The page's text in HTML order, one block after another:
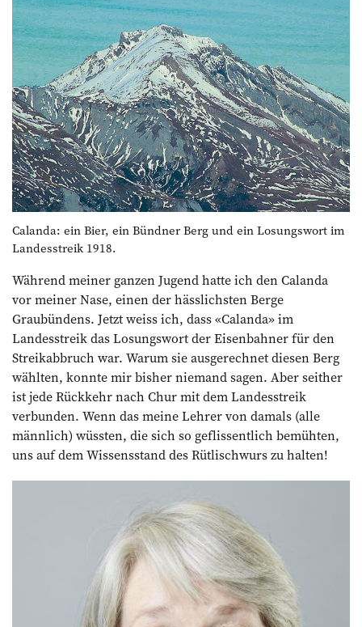
Calanda: ein Bier, ein Bündner Berg und ein Losungswort im
Landesstreik 1918.
Während meiner ganzen Jugend hatte ich den Calanda
vor meiner Nase, einen der hässlichsten Berge
Graubündens. Jetzt weiss ich, dass «Calanda» im
Landesstreik das Losungswort der Eisenbahner für den
Streikabbruch war. Warum sie ausgerechnet diesen Berg
wählten, konnte mir bisher niemand sagen. Aber seither
ist jede Rückkehr nach Chur mit dem Landesstreik
verbunden. Wenn das meine Lehrer von damals (alle
männlich) wüssten, die sich so geflissentlich bemühten,
uns auf dem Wissensstand des Rütlischwurs zu halten!